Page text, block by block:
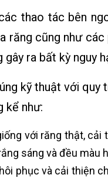
thao tác bên
răng cũng như
ra bất kỳ nguy
kỹ thuật với
kể như:
với răng thật,
sáng và đều màu
phục và cải thiện